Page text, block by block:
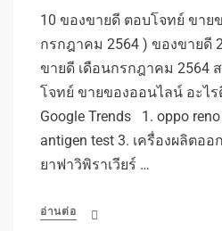
10 ของขายดี ตอบโจทย์ ขาย
กรกฎาคม 2564 ) ของขายดี
ขายดี เดือนกรกฎาคม 2564
โจทย์ ขายของออนไลน์ อะไ
Google Trends 1. oppo
antigen test 3. เครื่องผลิตอ
ยาฟาวิพิราเวียร์ …
อ่านต่อ